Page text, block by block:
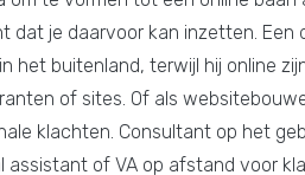
dat je daarvoor kan inzetten.
het buitenland, terwijl hij online
of sites. Of als
klachten. Consultant op het
of VA op afstand voor